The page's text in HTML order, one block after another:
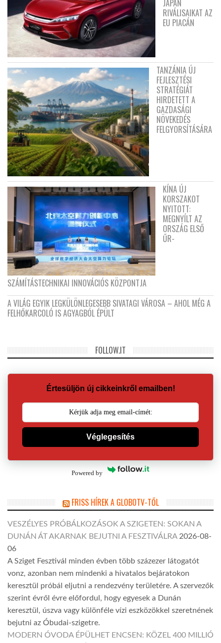
JAPÁN
RIVÁLISAIKAT AZ
EU PIACÁN
TANZÁNIA ÚJ
FEJLESZTÉSI
STRATÉGIÁT
HIRDETETT A
GAZDASÁGI
NÖVEKEDÉS
FELGYORSÍTÁSÁRA
KÍNA ÚJ
KORSZAKOT
NYITOTT:
MEGNYÍLT AZ
ORSZÁG ELSŐ
ŰR-
SZÁMÍTÁSTECHNIKAI INNOVÁCIÓS KÖZPONTJA
A VILÁG EGYIK LEGKÜLÖNLEGESEBB SIVATAGI VÁROSA – AHOL MÉG A
FELHŐKARCOLÓ IS AGYAGBÓL ÉPÜLT
FOLLOW.IT
Értesüljön új cikkeinkről emailben!
Véglegesítés
Powered by
FRISS HÍREK A GLOBOTV-TŐL
VESZÉLYES PRÓBÁLKOZÁSOK A SZIGETEN: SOKAN A
DUNÁN ÁT AKARNAK BEJUTNI A FESZTIVÁLRA 2026-08-
06
A Sziget Fesztivál minden évben több százezer látogatót
vonz, azonban nem mindenki a hivatalos bejáratokon
keresztül próbál eljutni a rendezvény területére. A szervezők
szerint évről évre előfordul, hogy egyesek a Dunán
keresztül, úszva vagy különféle vízi eszközökkel szeretnének
bejutni az Óbudai-szigetre.
MODERN ÓVODA ÉPÜLHET ENCSEN: KÖZEL 400 MILLIÓ